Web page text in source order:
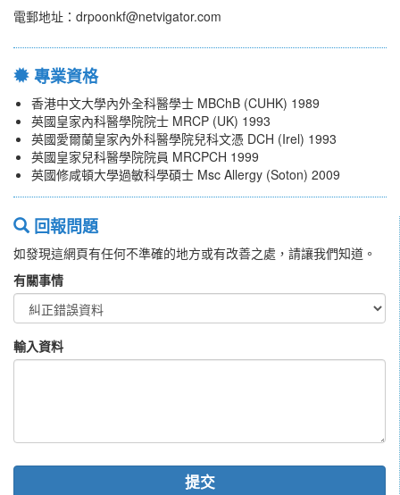
電郵地址：drpoonkf@netvigator.com
專業資格
香港中文大學內外全科醫學士 MBChB (CUHK) 1989
英國皇家內科醫學院院士 MRCP (UK) 1993
英國愛爾蘭皇家內外科醫學院兒科文憑 DCH (Irel) 1993
英國皇家兒科醫學院院員 MRCPCH 1999
英國修咸頓大學過敏科學碩士 Msc Allergy (Soton) 2009
回報問題
如發現這網頁有任何不準確的地方或有改善之處，請讓我們知道。
有關事情
輸入資料
提交